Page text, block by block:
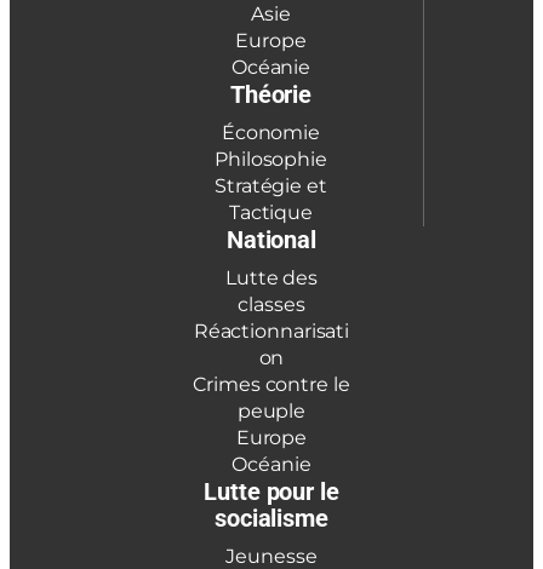
Asie
Europe
Océanie
Théorie
Économie
Philosophie
Stratégie et
Tactique
National
Lutte des
classes
Réactionnarisati
on
Crimes contre le
peuple
Europe
Océanie
Lutte pour le
socialisme
Jeunesse